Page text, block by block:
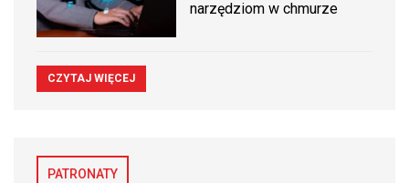
narzędziom w chmurze
CZYTAJ WIĘCEJ
PATRONATY